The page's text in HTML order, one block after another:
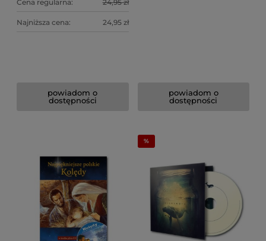
Cena regularna: 24,95 zł
Najniższa cena: 24,95 zł
powiadom o
dostępności
powiadom o
dostępności